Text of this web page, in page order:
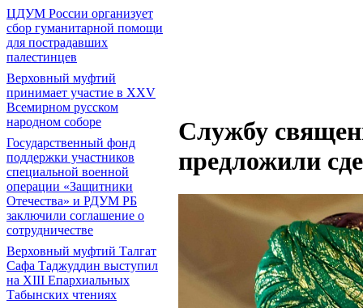
ЦДУМ России организует
сбор гуманитарной помощи
для пострадавших
палестинцев
Верховный муфтий
принимает участие в XXV
Всемирном русском
народном соборе
Государственный фонд
поддержки участников
специальной военной
операции «Защитники
Отечества» и РДУМ РБ
заключили соглашение о
сотрудничестве
Верховный муфтий Талгат
Сафа Таджуддин выступил
на ХIII Епархиальных
Табынских чтениях
Службу
предложили